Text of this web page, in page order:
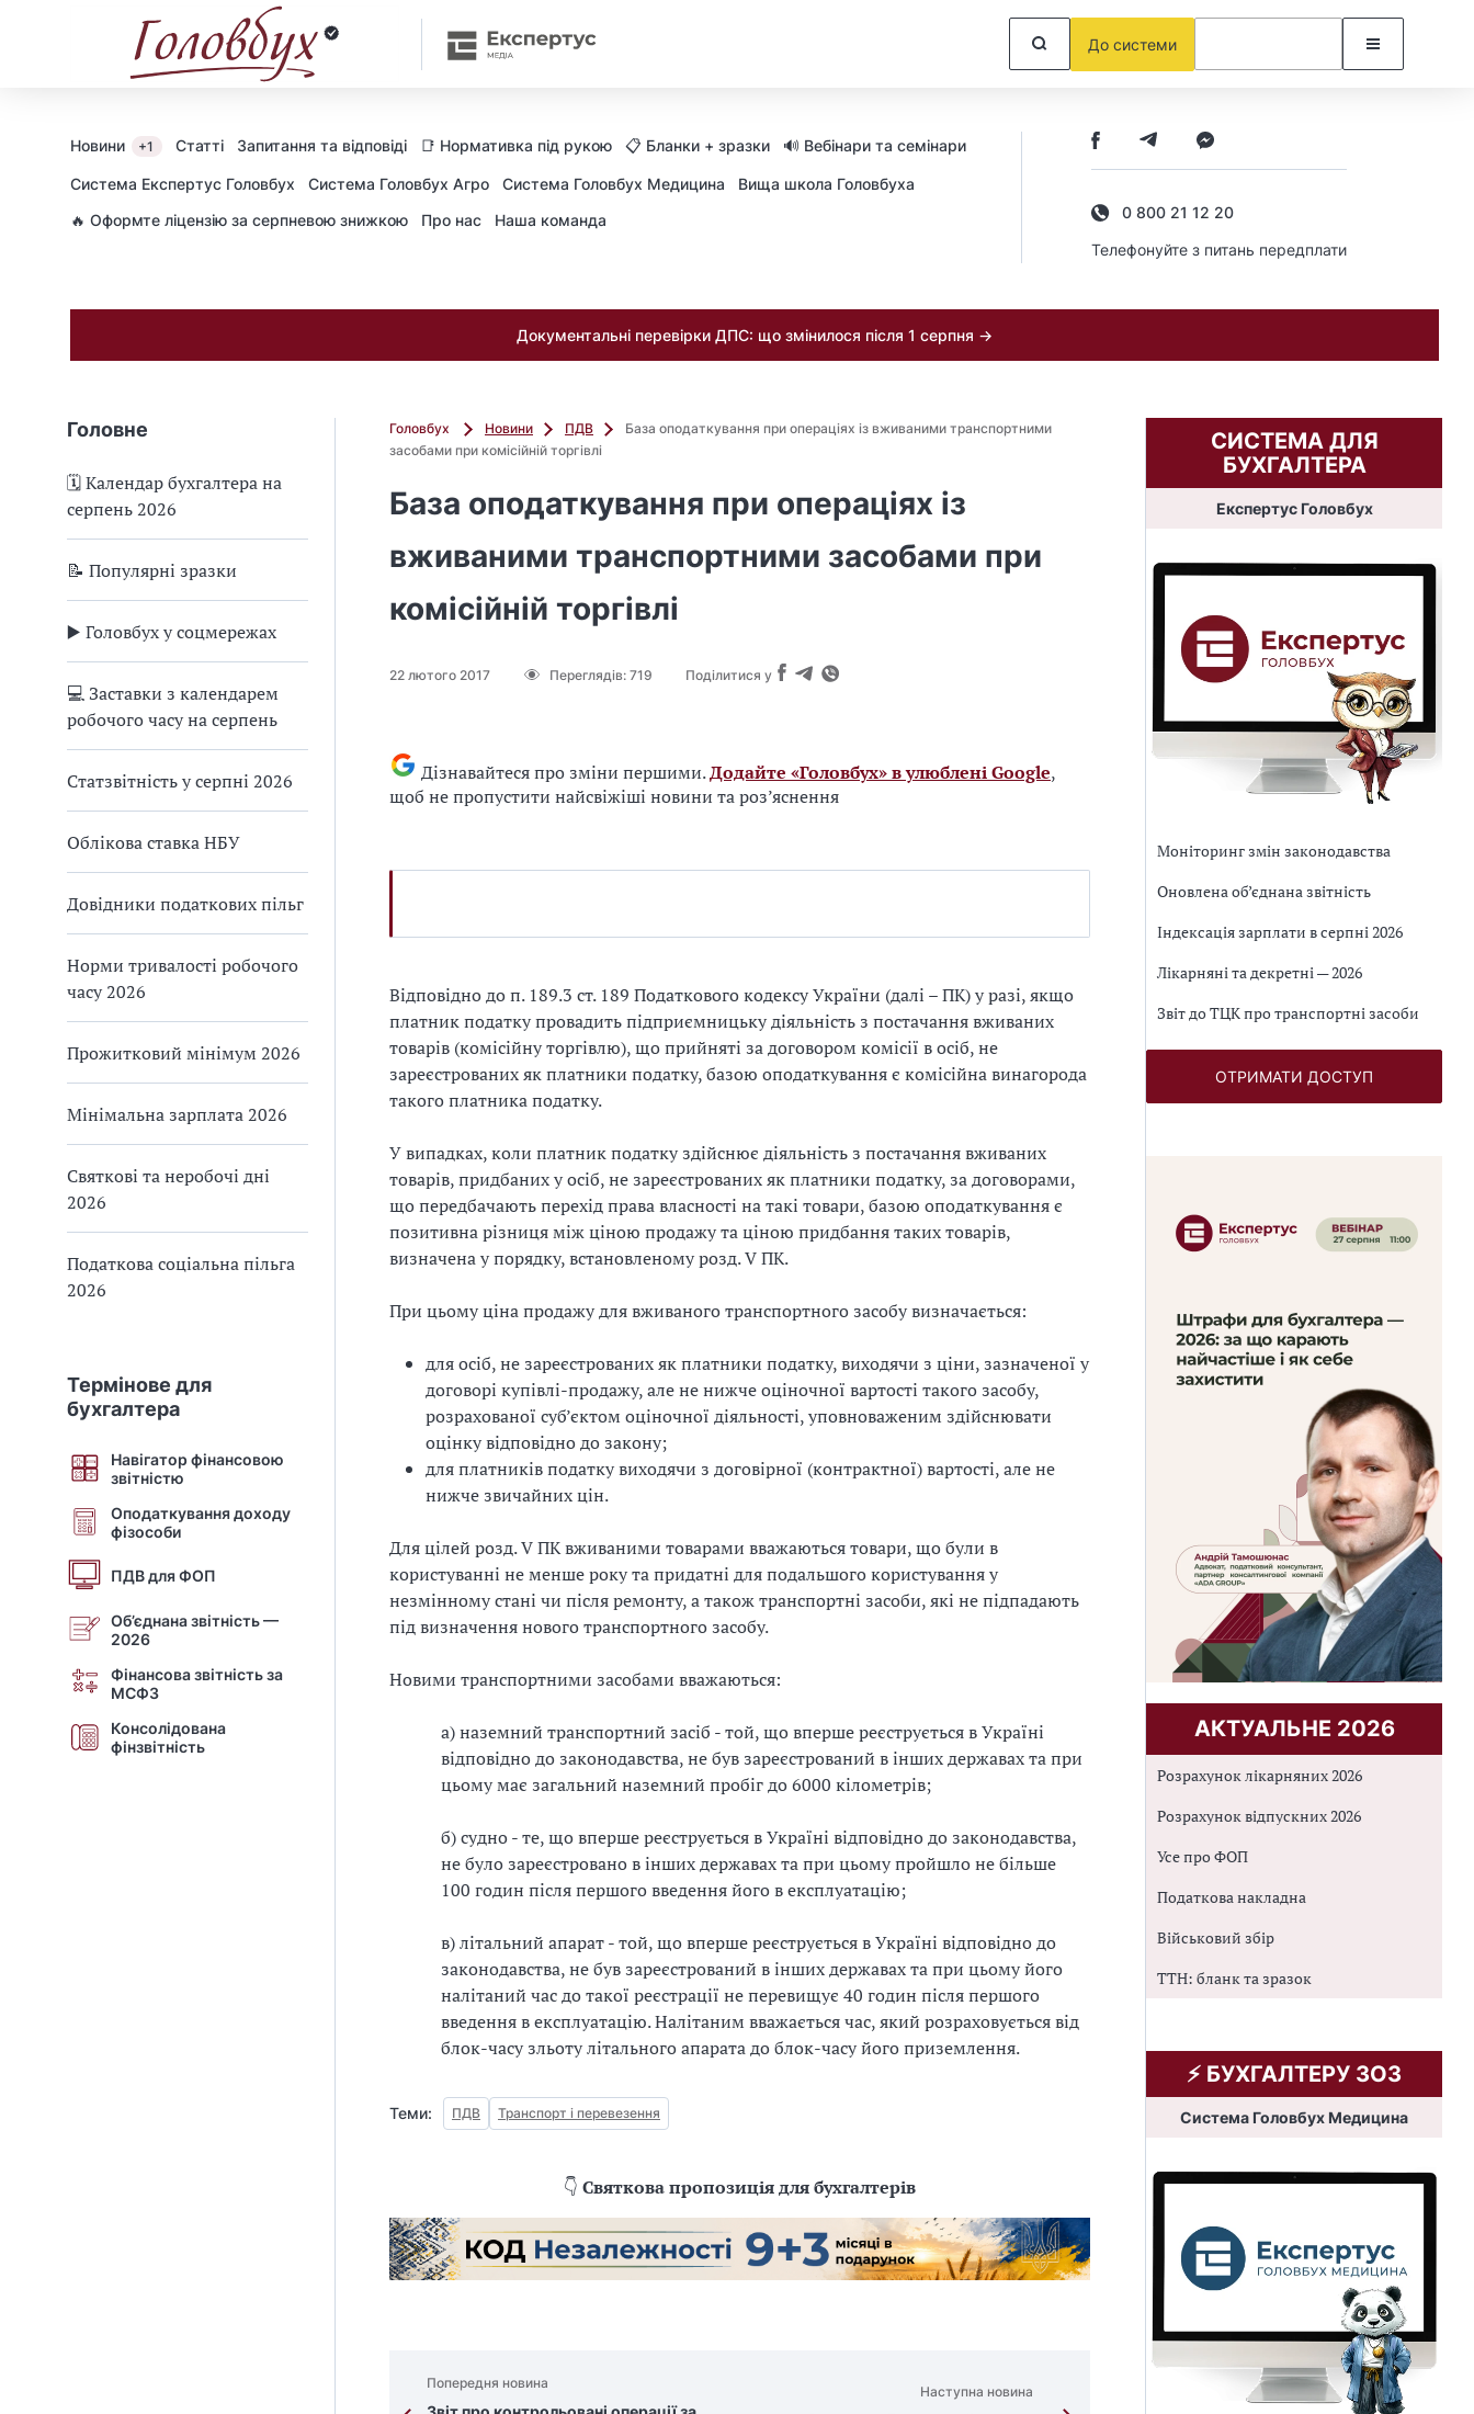
До системи
Новини +1 Статті Запитання та відповіді 📑 Нормативка під рукою 📋 Бланки + зразки 🔊 Вебінари та семінари
Cистема Експертус Головбух Система Головбух Агро Система Головбух Медицина
Вища школа Головбуха
🔥 Оформте ліцензію за серпневою знижкою
Про нас Наша команда
0 800 21 12 20
Телефонуйте з питань передплати
Документальні перевірки ДПС: що змінилося після 1 серпня →
Головне
🗓️ Календар бухгалтера на
серпень 2026
📝 Популярні зразки
▶️ Головбух у соцмережах
💻 Заставки з календарем
робочого часу на серпень
Статзвітність у серпні 2026
Облікова ставка НБУ
Довідники податкових пільг
Норми тривалості робочого
часу 2026
Прожитковий мінімум 2026
Мінімальна зарплата 2026
Святкові та неробочі дні
2026
Податкова соціальна пільга
2026
Термінове для
бухгалтера
Навігатор фінансовою
звітністю
Оподаткування доходу
фізособи
ПДВ для ФОП
Об’єднана звітність —
2026
Фінансова звітність за
МСФЗ
Консолідована
фінзвітність
Головбух Новини ПДВ
База оподаткування при операціях із вживаними транспортними
засобами при комісійній торгівлі
База оподаткування при операціях із
вживаними транспортними засобами при
комісійній торгівлі
22 лютого 2017 Переглядів: 719 Поділитися у
Дізнавайтеся про зміни першими.Додайте «Головбух» в улюблені Google,
щоб не пропустити найсвіжіші новини та роз’яснення
Відповідно до п. 189.3 ст. 189 Податкового кодексу України (далі – ПК) у разі, якщо
платник податку провадить підприємницьку діяльність з постачання вживаних
товарів (комісійну торгівлю), що прийняті за договором комісії в осіб, не
зареєстрованих як платники податку, базою оподаткування є комісійна винагорода
такого платника податку.
У випадках, коли платник податку здійснює діяльність з постачання вживаних
товарів, придбаних у осіб, не зареєстрованих як платники податку, за договорами,
що передбачають перехід права власності на такі товари, базою оподаткування є
позитивна різниця між ціною продажу та ціною придбання таких товарів,
визначена у порядку, встановленому розд. V ПК.
При цьому ціна продажу для вживаного транспортного засобу визначається:
для осіб, не зареєстрованих як платники податку, виходячи з ціни, зазначеної у
договорі купівлі-продажу, але не нижче оціночної вартості такого засобу,
розрахованої суб’єктом оціночної діяльності, уповноваженим здійснювати
оцінку відповідно до закону;
для платників податку виходячи з договірної (контрактної) вартості, але не
нижче звичайних цін.
Для цілей розд. V ПК вживаними товарами вважаються товари, що були в
користуванні не менше року та придатні для подальшого користування у
незмінному стані чи після ремонту, а також транспортні засоби, які не підпадають
під визначення нового транспортного засобу.
Новими транспортними засобами вважаються:
а) наземний транспортний засіб - той, що вперше реєструється в Україні
відповідно до законодавства, не був зареєстрований в інших державах та при
цьому має загальний наземний пробіг до 6000 кілометрів;
б) судно - те, що вперше реєструється в Україні відповідно до законодавства,
не було зареєстровано в інших державах та при цьому пройшло не більше
100 годин після першого введення його в експлуатацію;
в) літальний апарат - той, що вперше реєструється в Україні відповідно до
законодавства, не був зареєстрований в інших державах та при цьому його
налітаний час до такої реєстрації не перевищує 40 годин після першого
введення в експлуатацію. Налітаним вважається час, який розраховується від
блок-часу зльоту літального апарата до блок-часу його приземлення.
Теми: ПДВ Транспорт і перевезення
👇 Святкова пропозиція для бухгалтерів
Попередня новина
Наступна новина
СИСТЕМА ДЛЯ
БУХГАЛТЕРА
Експертус Головбух
Моніторинг змін законодавства
Оновлена об’єднана звітність
Індексація зарплати в серпні 2026
Лікарняні та декретні — 2026
Звіт до ТЦК про транспортні засоби
ОТРИМАТИ ДОСТУП
АКТУАЛЬНЕ 2026
Розрахунок лікарняних 2026
Розрахунок відпускних 2026
Усе про ФОП
Податкова накладна
Військовий збір
ТТН: бланк та зразок
⚡️ БУХГАЛТЕРУ ЗОЗ
Система Головбух Медицина